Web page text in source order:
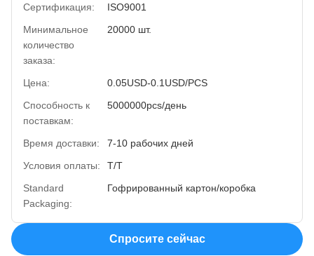
Сертификация:
ISO9001
Минимальное
количество
заказа:
20000 шт.
Цена:
0.05USD-0.1USD/PCS
Способность к
поставкам:
5000000pcs/день
Время доставки:
7-10 рабочих дней
Условия оплаты:
Т/Т
Standard
Packaging:
Гофрированный картон/коробка
Спросите сейчас